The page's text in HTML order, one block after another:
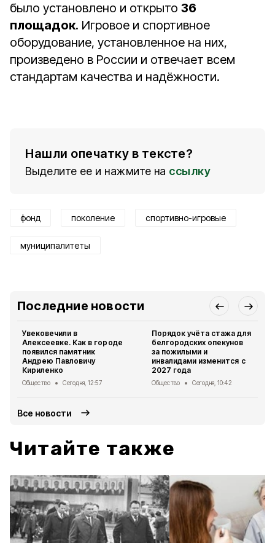
было установлено и открыто 36
площадок. Игровое и спортивное
оборудование, установленное на них,
произведено в России и отвечает всем
стандартам качества и надёжности.
Нашли опечатку в тексте?
Выделите ее и нажмите на ссылку
фонд поколение спортивно-игровые
муниципалитеты
Последние новости
Увековечили в
Алексеевке. Как в городе
появился памятник
Андрею Павловичу
Кириленко
Общество Сегодня, 12:57
Порядок учёта стажа для
белгородских опекунов
за пожилыми и
инвалидами изменится с
2027 года
Общество Сегодня, 10:42
Все новости
Читайте также